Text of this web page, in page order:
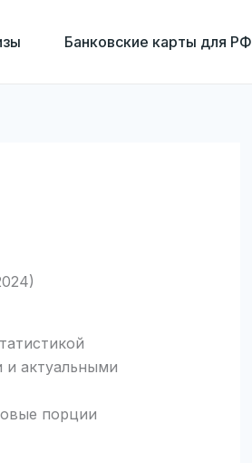
Банковские карты для РФ
и актуальными
порции